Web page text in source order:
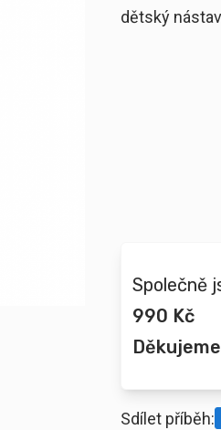
dětský
Společně
990 Kč
Sdílet příběh: